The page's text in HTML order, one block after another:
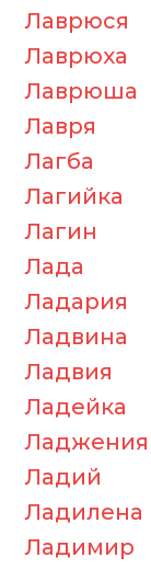
Лаврюся
Лаврюха
Лаврюша
Лавря
Лагба
Лагийка
Лагин
Лада
Ладария
Ладвина
Ладвия
Ладейка
Ладжения
Ладий
Ладилена
Ладимир